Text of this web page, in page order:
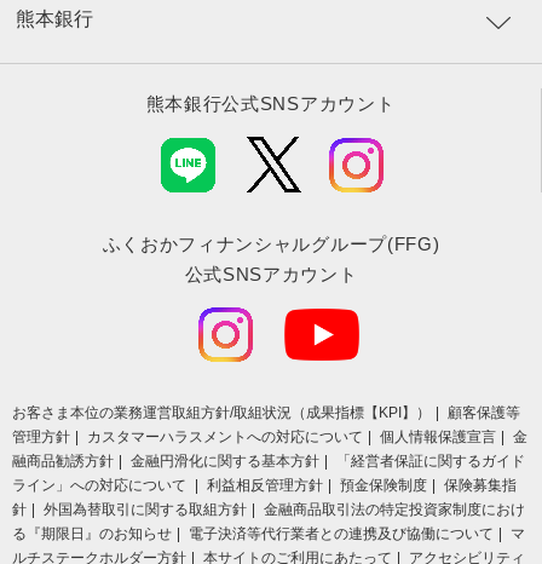
熊本銀行
熊本銀行公式SNSアカウント
ふくおかフィナンシャルグループ(FFG)
公式SNSアカウント
お客さま本位の業務運営取組⽅針/取組状況（成果指標【KPI】）
顧客保護等
管理方針
カスタマーハラスメントへの対応について 個人情報保護宣言
金
融商品勧誘方針
金融円滑化に関する基本方針
「経営者保証に関するガイド
ライン」への対応について
利益相反管理方針 預金保険制度
保険募集指
針
外国為替取引に関する取組方針
金融商品取引法の特定投資家制度におけ
る『期限日』のお知らせ
電子決済等代行業者との連携及び協働について
マ
ルチステークホルダー方針
本サイトのご利用にあたって アクセシビリティ